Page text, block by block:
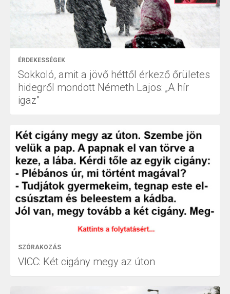
ÉRDEKESSÉGEK
Sokkoló, amit a jövő héttől érkező őrületes
hidegről mondott Németh Lajos: „A hír
igaz”
SZÓRAKOZÁS
VICC: Két cigány megy az úton